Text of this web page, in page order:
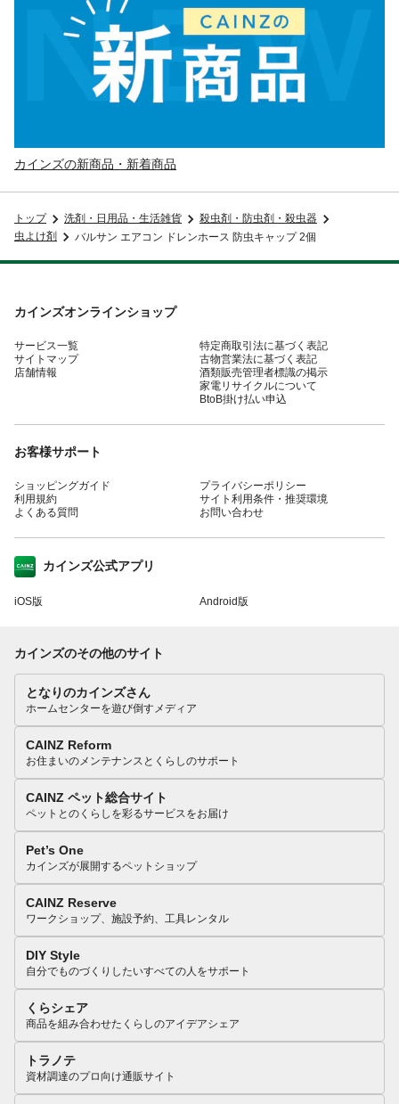
カインズの新商品・新着商品
トップ 洗剤・日用品・生活雑貨
殺虫剤・防虫剤・殺虫器
虫よけ剤
バルサン エアコン ドレンホース 防虫キャップ 2個
カインズオンラインショップ
サービス一覧
サイトマップ
店舗情報
特定商取引法に基づく表記
古物営業法に基づく表記
酒類販売管理者標識の掲示
家電リサイクルについて
BtoB掛け払い申込
お客様サポート
ショッピングガイド
利用規約
よくある質問
プライバシーポリシー
サイト利用条件・推奨環境
お問い合わせ
カインズ公式アプリ
iOS版 Android版
カインズのその他のサイト
となりのカインズさん
ホームセンターを遊び倒すメディア
CAINZ Reform
お住まいのメンテナンスとくらしのサポート
CAINZ ペット総合サイト
ペットとのくらしを彩るサービスをお届け
Pet’s One
カインズが展開するペットショップ
CAINZ Reserve
ワークショップ、施設予約、工具レンタル
DIY Style
自分でものづくりしたいすべての人をサポート
くらシェア
商品を組み合わせたくらしのアイデアシェア
トラノテ
資材調達のプロ向け通販サイト